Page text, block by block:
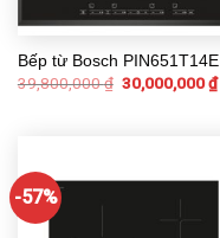
Bếp từ Bosch PIN651T14E
39,800,000₫ 30,000,000₫
-57%